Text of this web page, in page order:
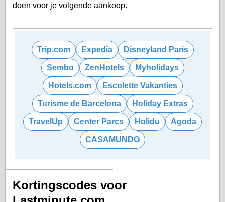
doen voor je volgende aankoop.
Trip.com Expedia Disneyland Paris
Sembo ZenHotels Myholidays
Hotels.com Escolette Vakanties
Turisme de Barcelona Holiday Extras
TravelUp Center Parcs Holidu Agoda
CASAMUNDO
Kortingscodes voor